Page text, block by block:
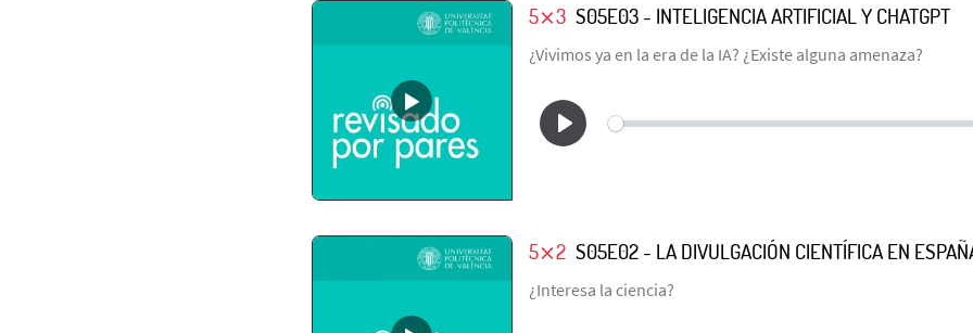
5⨯3 S05E03 - INTELIGENCIA ARTIFICIAL Y CHATGPT
¿Vivimos ya en la era de la IA? ¿Existe alguna amenaza?
5⨯2 S05E02 - LA DIVULGACIÓN CIENTÍFICA EN
¿Interesa la ciencia?